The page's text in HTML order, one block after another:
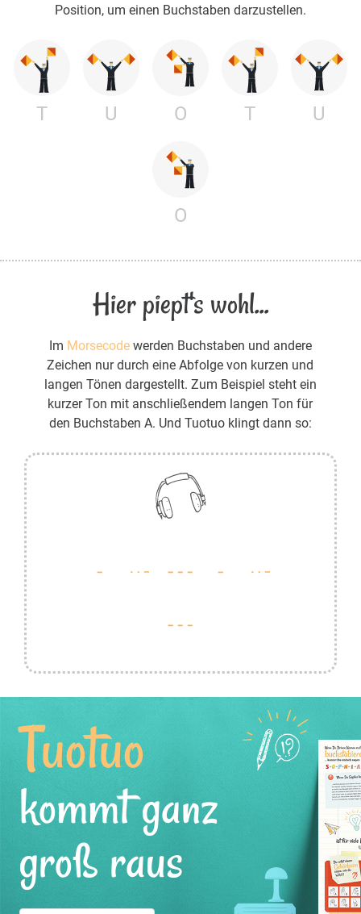
Position, um einen Buchstaben darzustellen.
T U O T U
O
Hier piept's wohl...
Im Morsecodewerden Buchstaben und andere
Zeichen nur durch eine Abfolge von kurzen und
langen Tönen dargestellt. Zum Beispiel steht ein
kurzer Ton mit anschließendem langen Ton für
den Buchstaben A. Und Tuotuo klingt dann so:
Tuotuo
kommt ganz
groß raus